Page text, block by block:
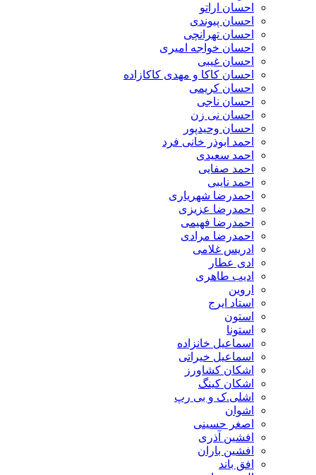
احسان اراتو
احسان پیوندی
احسان تهرانچی
احسان خواجه امیری
احسان غیبی
احسان کاکا و مهدی کاکازاده
احسان کریمی
احسان ناجی
احسان نی زن
احسان وحیدپور
احمد ابوذر خانی فرد
احمد سعیدی
احمد صفایی
احمد نایبی
احمدرضا شهریاری
احمدرضا عزیزی
احمدرضا فهیمی
احمدرضا مرادی
ادریس غلامی
ادی عطار
ادیب طاهری
استاد ایرج
اسماعیل خانزاده
اسماعیل خیراتی
اشکان کشاورز
اشکان کینگ
اشلی.ک و بی رپ
اصغر حسینی
افشین آذری
افشین باران
افق باند